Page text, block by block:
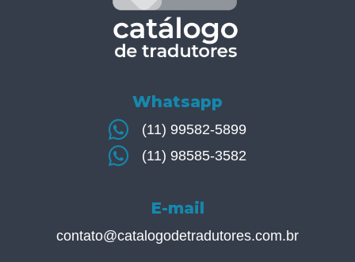
Whatsapp
(11) 99582-5899
(11) 98585-3582
E-mail
contato@catalogodetradutores.com.br